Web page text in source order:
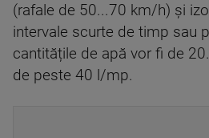
(rafale de 50...70 km/h) și
intervale scurte de timp sau
cantitățile de apă vor fi de
de peste 40 l/mp.